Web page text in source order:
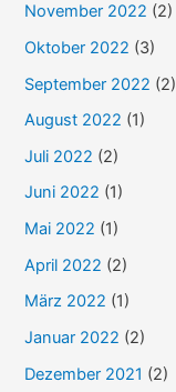
November 2022 (2)
Oktober 2022 (3)
September 2022 (2)
August 2022 (1)
Juli 2022 (2)
Juni 2022 (1)
Mai 2022 (1)
April 2022 (2)
März 2022 (1)
Januar 2022 (2)
Dezember 2021 (2)